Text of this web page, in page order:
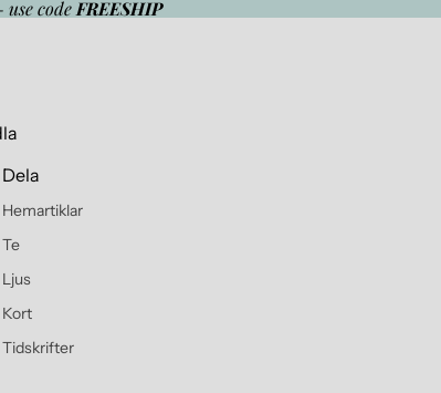
code FREESHIP
Dela
Hemartiklar
Te
Ljus
Kort
Tidskrifter